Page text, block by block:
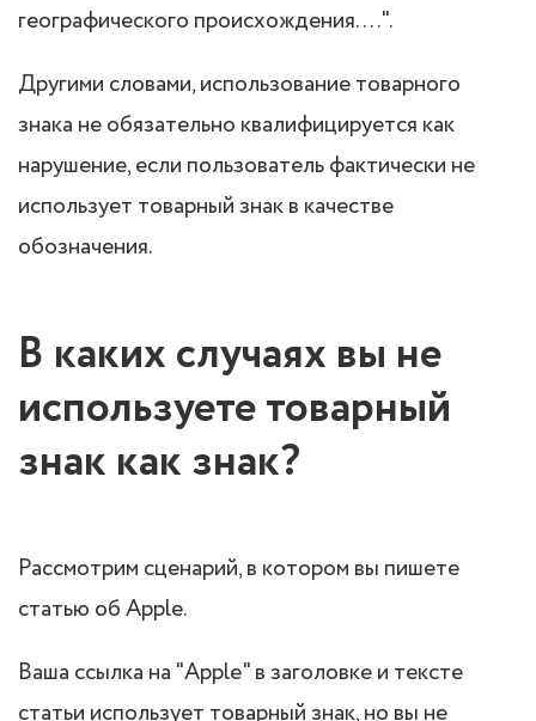
географического происхождения….".
Другими словами, использование товарного
знака не обязательно квалифицируется как
нарушение, если пользователь фактически не
использует товарный знак в качестве
обозначения.
В каких случаях вы не
используете товарный
знак как знак?
Рассмотрим сценарий, в котором вы пишете
статью об Apple.
Ваша ссылка на "Apple" в заголовке и тексте
статьи использует товарный знак, но вы не